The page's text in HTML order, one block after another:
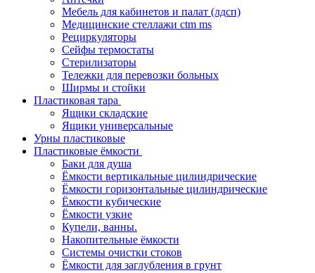
Мебель для кабинетов и палат (лдсп)
Медицинские стеллажи ctm ms
Рециркуляторы
Сейфы термостаты
Стерилизаторы
Тележки для перевозки больных
Ширмы и стойки
Пластиковая тара
Ящики складские
Ящики универсальные
Урны пластиковые
Пластиковые ёмкости
Баки для душа
Ёмкости вертикальные цилиндрические
Ёмкости горизонтальные цилиндрические
Ёмкости кубические
Ёмкости узкие
Купели, ванны.
Накопительные ёмкости
Системы очистки стоков
Ёмкости для заглубления в грунт